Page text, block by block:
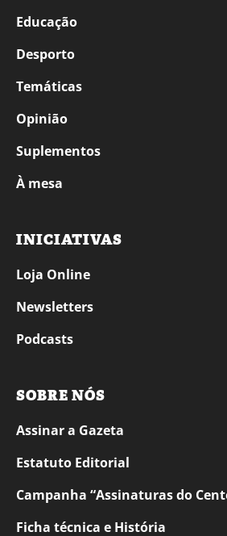
Educação
Desporto
Temáticas
Opinião
Suplementos
À mesa
INICIATIVAS
Loja Online
Newsletters
Podcasts
SOBRE NÓS
Assinar a Gazeta
Estatuto Editorial
Campanha “Assinaturas do
Ficha técnica e História